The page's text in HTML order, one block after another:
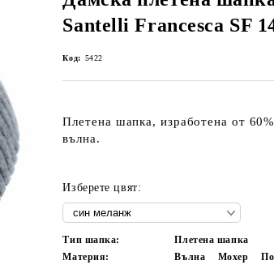
Santelli Francesca SF
Код: 5422
Плетена шапка, изработена от
вълна.
Изберете цвят:
Тип шапка:
Плетена шапка
Материя:
Вълна Мохер